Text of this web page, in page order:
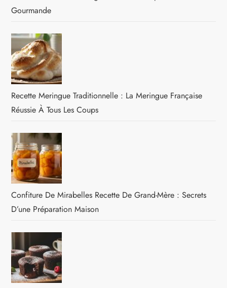
Gourmande
Recette Meringue Traditionnelle : La Meringue Française
Réussie À Tous Les Coups
Confiture De Mirabelles Recette De Grand-Mère : Secrets
D’une Préparation Maison